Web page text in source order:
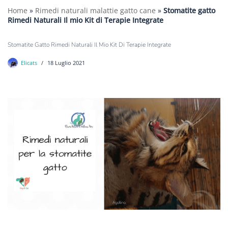
Home » Rimedi naturali malattie gatto cane » Stomatite gatto
Rimedi Naturali Il mio Kit di Terapie Integrate
Stomatite Gatto Rimedi Naturali Il Mio Kit Di Terapie Integrate
Elicats 18 Luglio 2021